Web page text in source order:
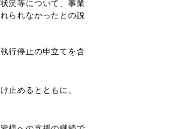
況等について、事業
られなかったとの説
行停止の申立てを含
止めるとともに、